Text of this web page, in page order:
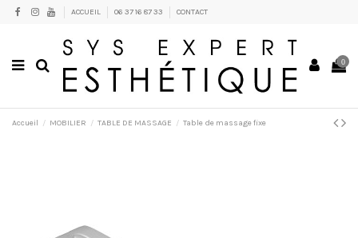
ACCUEIL 06 37 16 87 33 CONTACT
0
Accueil MOBILIER TABLE DE MASSAGE Table de massage fixe